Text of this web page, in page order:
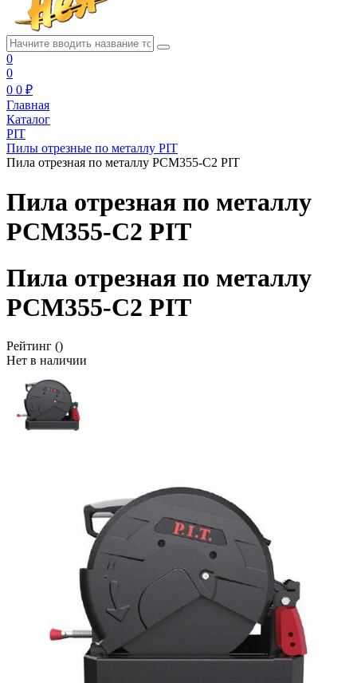
0
0
0 0 ₽
Главная
Каталог
PIT
Пилы отрезные по металлу PIT
Пила отрезная по металлу PCM355-C2 PIT
Пила отрезная по металлу
PCM355-C2 PIT
Пила отрезная по металлу
PCM355-C2 PIT
Рейтинг ()
Нет в наличии